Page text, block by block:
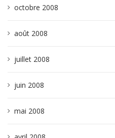
octobre 2008
août 2008
juillet 2008
juin 2008
mai 2008